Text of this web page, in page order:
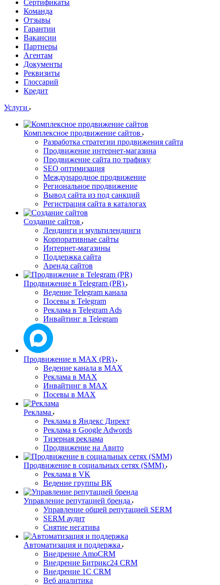
Сертификаты
Команда
Отзывы
Гарантии
Вакансии
Партнеры
Агентам
Документы
Реквизиты
Глоссарий
Кредит
Услуги
Комплексное продвижение сайтов
Разработка стратегии продвижения сайта
Продвижение интернет-магазина
Продвижение сайта по трафику
SEO оптимизация
Международное продвижение
Региональное продвижение
Вывод сайта из под санкций
Регистрация сайта в каталогах
Создание сайтов
Лендинги и мультилендинги
Корпоративные сайты
Интернет-магазины
Поддержка сайта
Аренда сайтов
Продвижение в Telegram (PR)
Ведение Telegram канала
Посевы в Telegram
Реклама в Telegram Ads
Инвайтинг в Telegram
Продвижение в MAX (PR)
Ведение канала в MAX
Реклама в MAX
Инвайтинг в MAX
Посевы в MAX
Реклама
Реклама в Яндекс Директ
Реклама в Google Adwords
Тизерная реклама
Продвижение на Авито
Продвижение в социальных сетях (SMM)
Реклама в VK
Ведение группы ВК
Управление репутацией бренда
Управление общей репутацией SERM
SERM аудит
Снятие негатива
Автоматизация и поддержка
Внедрение AmoCRM
Внедрение Битрикс24 CRM
Внедрение 1C CRM
Веб аналитика